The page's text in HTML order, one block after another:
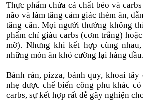
Thực phẩm chứa cả chất béo và
não và làm tăng cảm giác thèm ăn,
tăng cân. Mọi người thường không
phẩm chỉ giàu carbs (cơm trắng)
mỡ). Nhưng khi kết hợp cùng
những món ăn khó cưỡng lại hàng đầu.
Bánh rán, pizza, bánh quy, khoai tây
nhẹ được chế biến công phu khác
carbs, sự kết hợp rất dễ gây nghiện